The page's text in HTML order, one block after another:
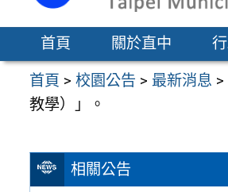
區
首頁 關於直中
首頁 >校園公告 > 最新消息 >
教學）」。
相關公告